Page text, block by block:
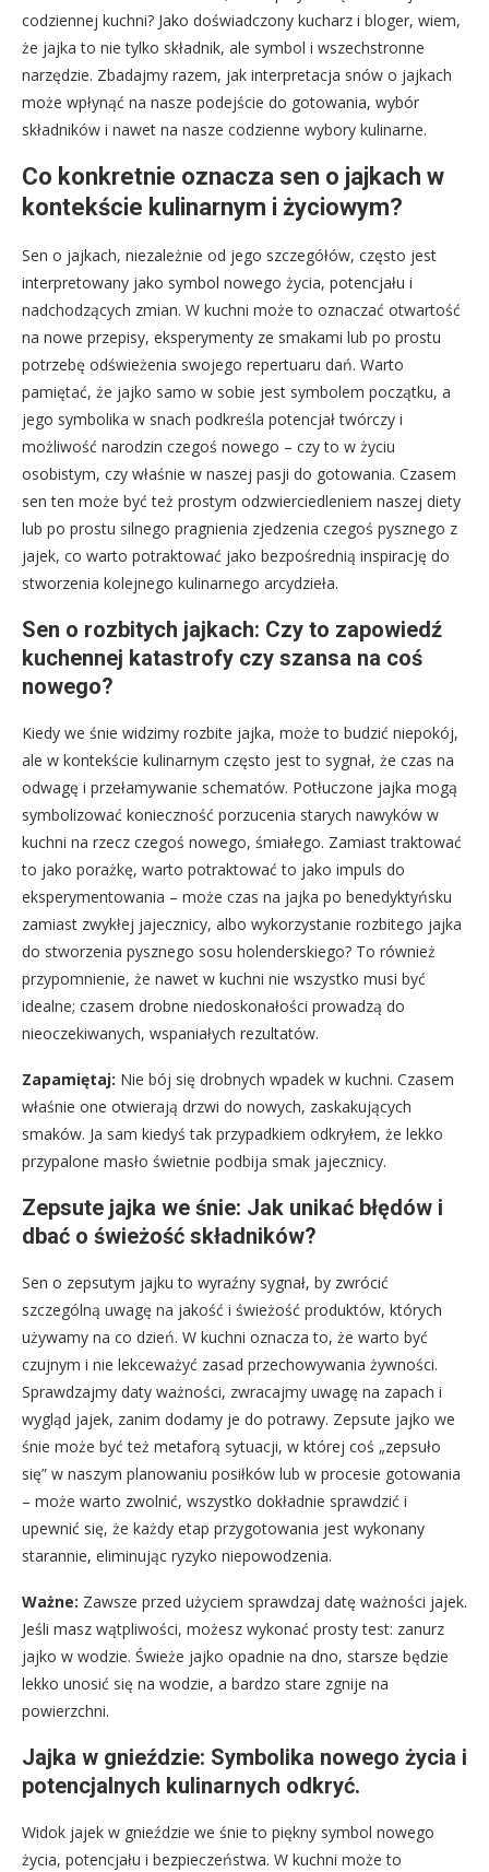
codziennej kuchni? Jako doświadczony kucharz i bloger, wiem,
że jajka to nie tylko składnik, ale symbol i wszechstronne
narzędzie. Zbadajmy razem, jak interpretacja snów o jajkach
może wpłynąć na nasze podejście do gotowania, wybór
składników i nawet na nasze codzienne wybory kulinarne.
Co konkretnie oznacza sen o jajkach w
kontekście kulinarnym i życiowym?
Sen o jajkach, niezależnie od jego szczegółów, często jest
interpretowany jako symbol nowego życia, potencjału i
nadchodzących zmian. W kuchni może to oznaczać otwartość
na nowe przepisy, eksperymenty ze smakami lub po prostu
potrzebę odświeżenia swojego repertuaru dań. Warto
pamiętać, że jajko samo w sobie jest symbolem początku, a
jego symbolika w snach podkreśla potencjał twórczy i
możliwość narodzin czegoś nowego – czy to w życiu
osobistym, czy właśnie w naszej pasji do gotowania. Czasem
sen ten może być też prostym odzwierciedleniem naszej diety
lub po prostu silnego pragnienia zjedzenia czegoś pysznego z
jajek, co warto potraktować jako bezpośrednią inspirację do
stworzenia kolejnego kulinarnego arcydzieła.
Sen o rozbitych jajkach: Czy to zapowiedź
kuchennej katastrofy czy szansa na coś
nowego?
Kiedy we śnie widzimy rozbite jajka, może to budzić niepokój,
ale w kontekście kulinarnym często jest to sygnał, że czas na
odwagę i przełamywanie schematów. Potłuczone jajka mogą
symbolizować konieczność porzucenia starych nawyków w
kuchni na rzecz czegoś nowego, śmiałego. Zamiast traktować
to jako porażkę, warto potraktować to jako impuls do
eksperymentowania – może czas na jajka po benedyktyńsku
zamiast zwykłej jajecznicy, albo wykorzystanie rozbitego jajka
do stworzenia pysznego sosu holenderskiego? To również
przypomnienie, że nawet w kuchni nie wszystko musi być
idealne; czasem drobne niedoskonałości prowadzą do
nieoczekiwanych, wspaniałych rezultatów.
Zapamiętaj: Nie bój się drobnych wpadek w kuchni. Czasem
właśnie one otwierają drzwi do nowych, zaskakujących
smaków. Ja sam kiedyś tak przypadkiem odkryłem, że lekko
przypalone masło świetnie podbija smak jajecznicy.
Zepsute jajka we śnie: Jak unikać błędów i
dbać o świeżość składników?
Sen o zepsutym jajku to wyraźny sygnał, by zwrócić
szczególną uwagę na jakość i świeżość produktów, których
używamy na co dzień. W kuchni oznacza to, że warto być
czujnym i nie lekceważyć zasad przechowywania żywności.
Sprawdzajmy daty ważności, zwracajmy uwagę na zapach i
wygląd jajek, zanim dodamy je do potrawy. Zepsute jajko we
śnie może być też metaforą sytuacji, w której coś „zepsuło
się” w naszym planowaniu posiłków lub w procesie gotowania
– może warto zwolnić, wszystko dokładnie sprawdzić i
upewnić się, że każdy etap przygotowania jest wykonany
starannie, eliminując ryzyko niepowodzenia.
Ważne: Zawsze przed użyciem sprawdzaj datę ważności jajek.
Jeśli masz wątpliwości, możesz wykonać prosty test: zanurz
jajko w wodzie. Świeże jajko opadnie na dno, starsze będzie
lekko unosić się na wodzie, a bardzo stare zgnije na
powierzchni.
Jajka w gnieździe: Symbolika nowego życia i
potencjalnych kulinarnych odkryć.
Widok jajek w gnieździe we śnie to piękny symbol nowego
życia, potencjału i bezpieczeństwa. W kuchni może to